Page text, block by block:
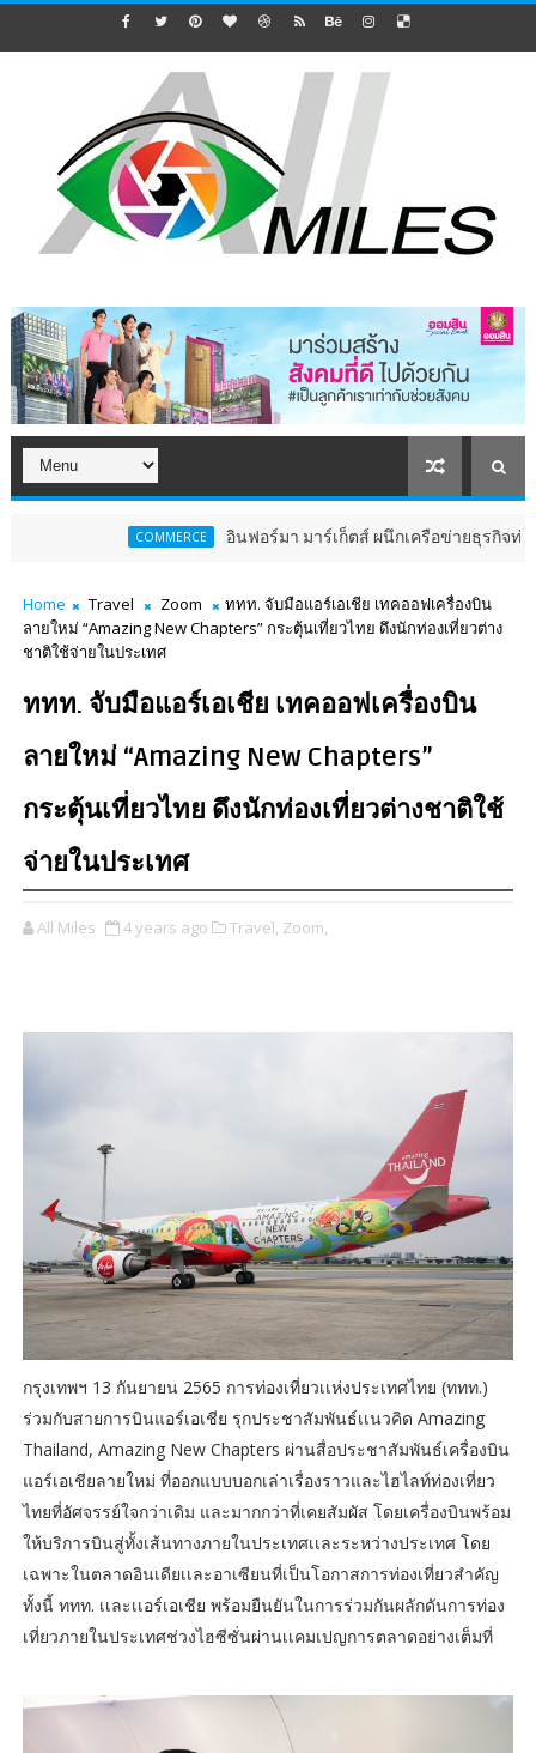
อินฟอร์มา มาร์เก็ตส์ ผนึกเครือข่ายธุรกิจท่องเที่ยว-บริการ
Home Travel Zoom
ททท. จับมือแอร์เอเชีย เทคออฟเครื่องบิน
ลายใหม่ “Amazing New Chapters” กระตุ้นเที่ยวไทย ดึงนักท่องเที่ยวต่าง
ชาติใช้จ่ายในประเทศ
ททท. จับมือแอร์เอเชีย เทคออฟเครื่องบิน
ลายใหม่ “Amazing New Chapters”
กระตุ้นเที่ยวไทย ดึงนักท่องเที่ยวต่างชาติใช้
จ่ายในประเทศ
All Miles 4 years ago Travel, Zoom,
กรุงเทพฯ 13 กันยายน 2565 การท่องเที่ยวเเห่งประเทศไทย (ททท.)
ร่วมกับสายการบินแอร์เอเชีย รุกประชาสัมพันธ์เเนวคิด Amazing
Thailand, Amazing New Chapters ผ่านสื่อประชาสัมพันธ์เครื่องบิน
แอร์เอเชียลายใหม่ ที่ออกแบบบอกเล่าเรื่องราวและไฮไลท์ท่องเที่ยว
ไทยที่อัศจรรย์ใจกว่าเดิม และมากกว่าที่เคยสัมผัส โดยเครื่องบินพร้อม
ให้บริการบินสู่ทั้งเส้นทางภายในประเทศเเละระหว่างประเทศ โดย
เฉพาะในตลาดอินเดียเเละอาเซียนที่เป็นโอกาสการท่องเที่ยวสำคัญ
ทั้งนี้ ททท. เเละเเอร์เอเชีย พร้อมยืนยันในการร่วมกันผลักดันการท่อง
เที่ยวภายในประเทศช่วงไฮซีซั่นผ่านเเคมเปญการตลาดอย่างเต็มที่